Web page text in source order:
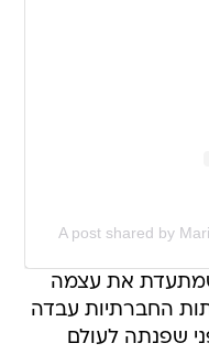
A post shared by
שמתעדת את עצמה
החברתיות עבדה
שפנתה לעולם